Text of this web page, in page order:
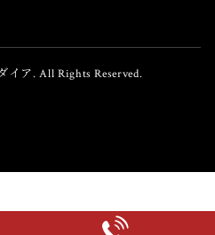
イア. All Rights Reserved.